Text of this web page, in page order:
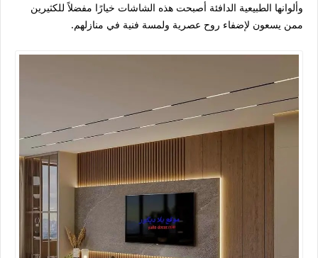
وألوانها الطبيعية الدافئة أصبحت هذه الشاشات خيارًا مفضلاً للكثيرين
ممن يسعون لإضفاء روح عصرية ولمسة فنية في منازلهم.